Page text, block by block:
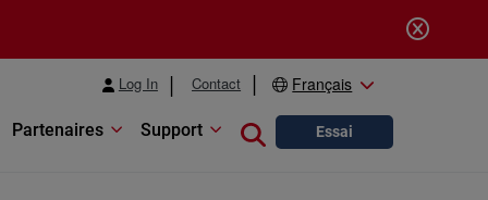
Log In Contact Français
Partenaires Support Close search
Essai